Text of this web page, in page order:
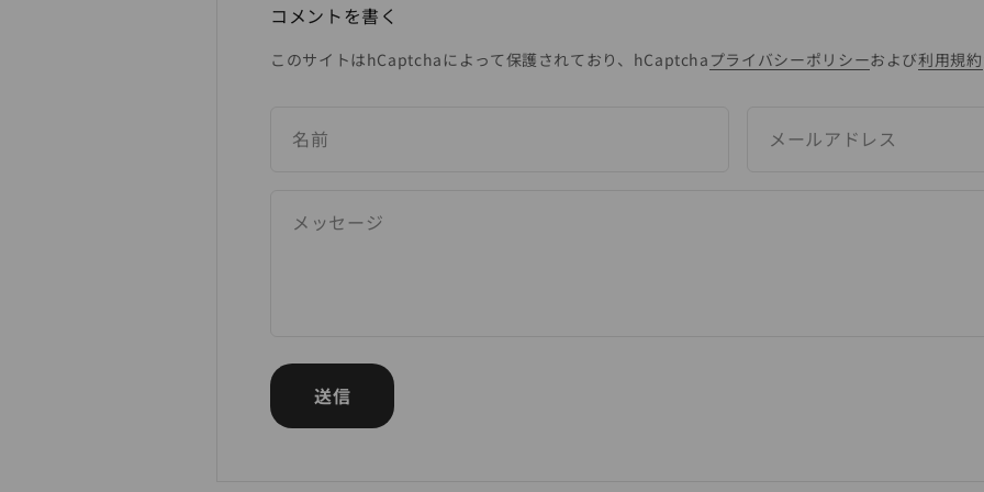
コメントを書く
このサイトはhCaptchaによって保護されており、hCaptcha プライバシーポリシーおよび利用規約
名前 メールアドレス
メッセージ
送信